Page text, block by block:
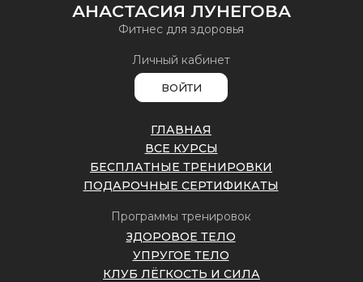
АНАСТАСИЯ ЛУНЕГОВА
Фитнес для здоровья
ГЛАВНАЯ
ВСЕ КУРСЫ
БЕСПЛАТНЫЕ ТРЕНИРОВКИ
ПОДАРОЧНЫЕ СЕРТИФИКАТЫ
Личный кабинет
ВОЙТИ
Программы тренировок
ЗДОРОВОЕ ТЕЛО
УПРУГОЕ ТЕЛО
КЛУБ ЛЁГКОСТЬ И СИЛА